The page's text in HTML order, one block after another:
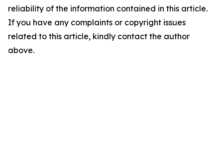
reliability of the information contained in this article.
If you have any complaints or copyright issues
related to this article, kindly contact the author
above.